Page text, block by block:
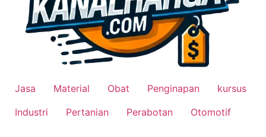
Jasa Material Obat Penginapan
kursus
Industri
Pertanian Perabotan Otomotif